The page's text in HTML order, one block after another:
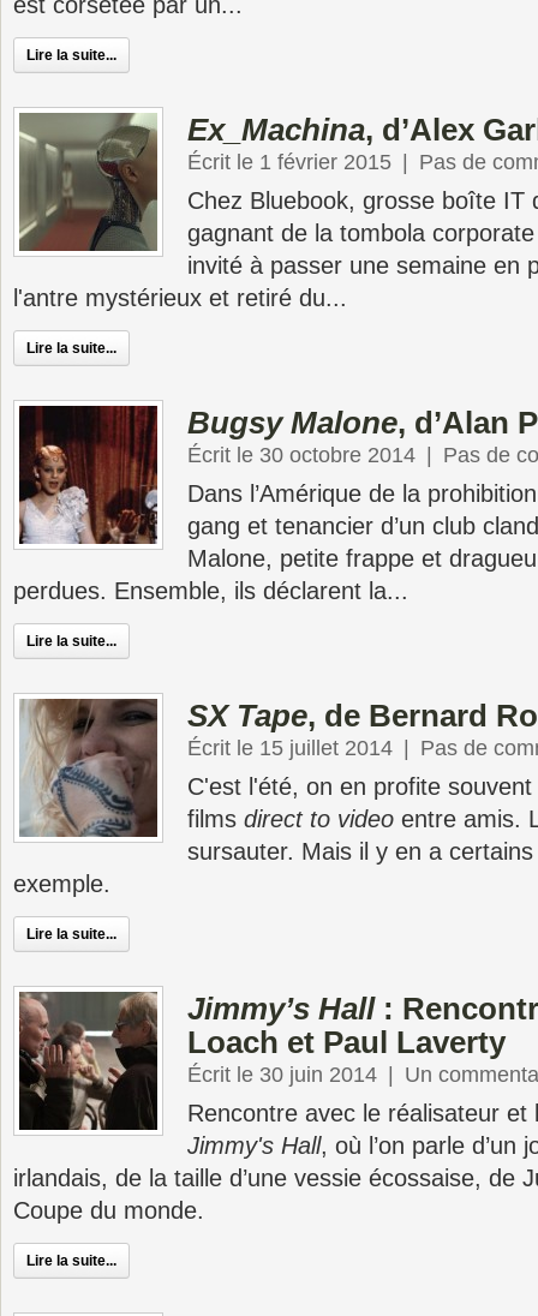
Lire la suite...
Ex_Machina, d’Alex
Écrit le 1 février 2015 Pas de
Chez Bluebook, grosse boîte IT
gagnant de la tombola
invité à passer une semaine en
l'antre mystérieux et retiré du...
Lire la suite...
Bugsy Malone, d’Alan
Écrit le 30 octobre 2014 Pas de
Dans l’Amérique de la
gang et tenancier d’un club
Malone, petite frappe et
perdues. Ensemble, ils déclarent la...
Lire la suite...
SX Tape, de Bernard
Écrit le 15 juillet 2014 Pas de
C'est l'été, on en profite
films direct to video entre amis.
sursauter. Mais il y en a
exemple.
Lire la suite...
Jimmy’s Hall:
Loach et Paul Laverty
Écrit le 30 juin 2014 Un
Rencontre avec le réalisateur et
Jimmy's Hall, où l’on parle d’un
irlandais, de la taille d’une vessie écossaise, de
Coupe du monde.
Lire la suite...